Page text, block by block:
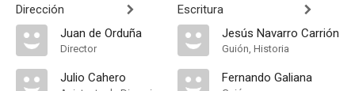
Dirección
Juan de Orduña
Director
Julio Cahero
Escritura
Jesús Navarro Carrión
Guión, Historia
Fernando Galiana